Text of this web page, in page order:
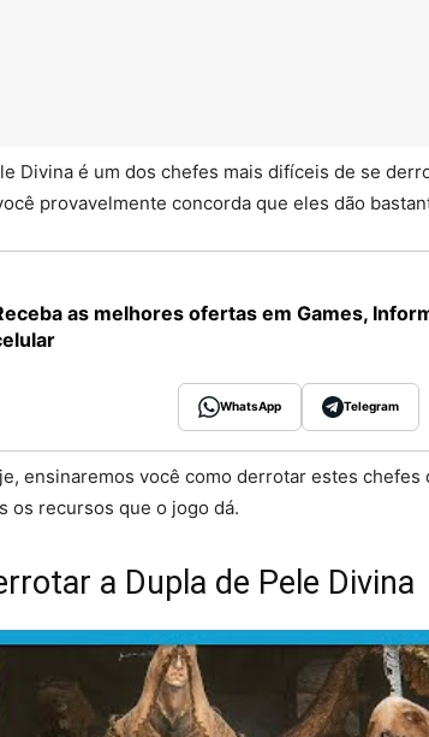
Divina é um dos chefes mais difíceis de se
provavelmente concorda que eles dão
as melhores ofertas em Games,
WhatsApp Telegram
ensinaremos você como derrotar estes chefes
os recursos que o jogo dá.
a Dupla de Pele Divina